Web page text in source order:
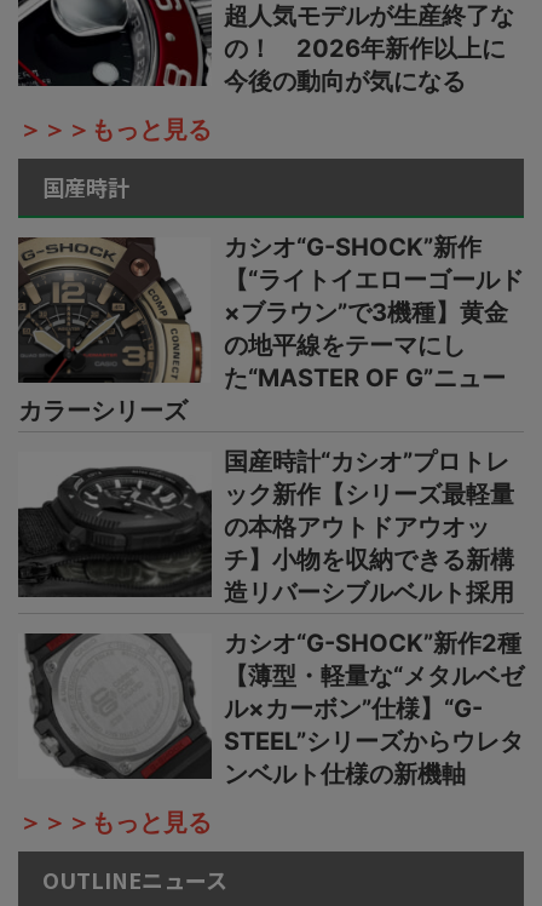
超人気モデルが生産終了な
の！ 2026年新作以上に
今後の動向が気になる
＞＞＞もっと見る
国産時計
カシオ“G-SHOCK”新作
【“ライトイエローゴールド
×ブラウン”で3機種】黄金
の地平線をテーマにし
た“MASTER OF G”ニュー
カラーシリーズ
国産時計“カシオ”プロトレ
ック新作【シリーズ最軽量
の本格アウトドアウオッ
チ】小物を収納できる新構
造リバーシブルベルト採用
カシオ“G-SHOCK”新作2種
【薄型・軽量な“メタルベゼ
ル×カーボン”仕様】“G-
STEEL”シリーズからウレタ
ンベルト仕様の新機軸
＞＞＞もっと見る
OUTLINEニュース